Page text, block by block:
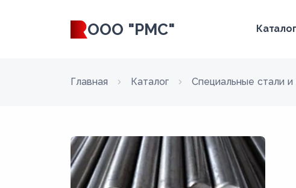
ООО "РМС" Каталог
Главная Каталог Специальные стали и